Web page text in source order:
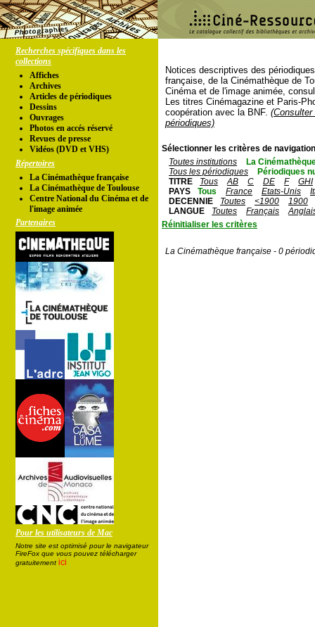
Recherches spécifiques dans les
collections
Affiches
Archives
Articles de périodiques
Dessins
Ouvrages
Photos en accés réservé
Revues de presse
Vidéos (DVD et VHS)
Répertoires
La Cinémathèque française
La Cinémathèque de Toulouse
Centre National du Cinéma et de
l'image animée
Partenaires
Pour les utilisateurs de Mac
Notre site est optimisé pour le navigateur
FireFox que vous pouvez télécharger
gratuitement ici
Notices descriptives des
française, de la Cinémathèque de
Cinéma et de l'image animée,
Les titres Cinémagazine et Paris-
coopération avec la BNF.
périodiques)
Sélectionner les critères de
Toutes institutions
La
Tous les périodiques
Périodiques
TITRE
Tous AB C DE F
GHI
PAYS
Tous France Etats-Unis
DECENNIE
Toutes <1900
1900
LANGUE
Toutes Français
Réinitialiser les critères
La Cinémathèque française - 0